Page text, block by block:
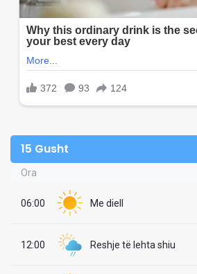
15 Gusht
Ora
06:00 Me diell
12:00 Reshje të lehta shiu